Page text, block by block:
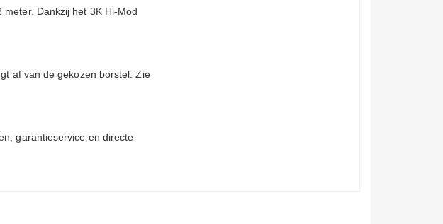
meter. Dankzij het 3K Hi-Mod
af van de gekozen borstel. Zie
garantieservice en directe